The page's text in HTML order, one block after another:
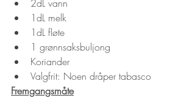
2dL vann
1dL melk
1dL fløte
1 grønnsaksbuljong
Koriander
Valgfrit: Noen dråper tabasco
Fremgangsmåte